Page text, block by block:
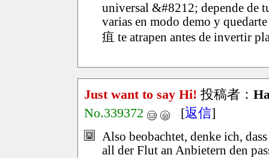
universal &#8212; depende de
varias en modo demo y
疽 te atrapen antes de invertir
Just want to say Hi! 投稿者：
No.339372
[返信]
Also beobachtet, denke ich,
all der Flut an Anbietern den